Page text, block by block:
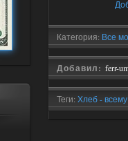
Категория: Все
Добавил: ferr-
Теги: Хлеб -